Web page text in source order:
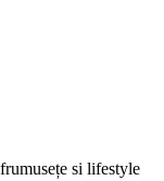
si lifestyle